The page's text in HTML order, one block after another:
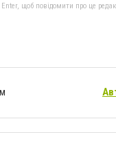
щоб повідомити про це